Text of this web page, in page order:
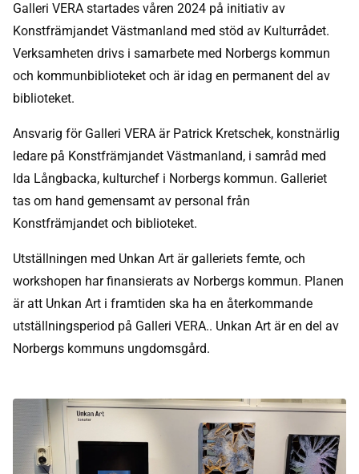
Galleri VERA startades våren 2024 på initiativ av
Konstfrämjandet Västmanland med stöd av Kulturrådet.
Verksamheten drivs i samarbete med Norbergs kommun
och kommunbiblioteket och är idag en permanent del av
biblioteket.
Ansvarig för Galleri VERA är Patrick Kretschek, konstnärlig
ledare på Konstfrämjandet Västmanland, i samråd med
Ida Långbacka, kulturchef i Norbergs kommun. Galleriet
tas om hand gemensamt av personal från
Konstfrämjandet och biblioteket.
Utställningen med Unkan Art är galleriets femte, och
workshopen har finansierats av Norbergs kommun. Planen
är att Unkan Art i framtiden ska ha en återkommande
utställningsperiod på Galleri VERA.. Unkan Art är en del av
Norbergs kommuns ungdomsgård.